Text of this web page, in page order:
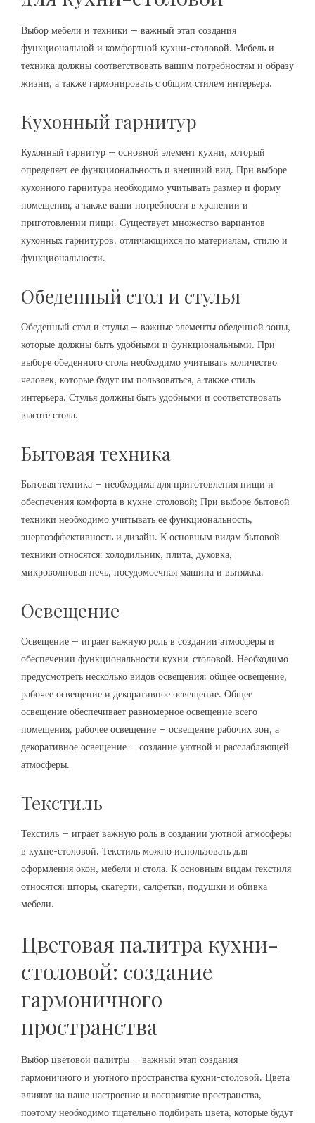
Выбор мебели и техники – важный этап создания
функциональной и комфортной кухни-столовой. Мебель и
техника должны соответствовать вашим потребностям и образу
жизни, а также гармонировать с общим стилем интерьера.
Кухонный гарнитур
Кухонный гарнитур – основной элемент кухни, который
определяет ее функциональность и внешний вид. При выборе
кухонного гарнитура необходимо учитывать размер и форму
помещения, а также ваши потребности в хранении и
приготовлении пищи. Существует множество вариантов
кухонных гарнитуров, отличающихся по материалам, стилю и
функциональности.
Обеденный стол и стулья
Обеденный стол и стулья – важные элементы обеденной зоны,
которые должны быть удобными и функциональными. При
выборе обеденного стола необходимо учитывать количество
человек, которые будут им пользоваться, а также стиль
интерьера. Стулья должны быть удобными и соответствовать
высоте стола.
Бытовая техника
Бытовая техника – необходима для приготовления пищи и
обеспечения комфорта в кухне-столовой; При выборе бытовой
техники необходимо учитывать ее функциональность,
энергоэффективность и дизайн. К основным видам бытовой
техники относятся: холодильник, плита, духовка,
микроволновая печь, посудомоечная машина и вытяжка.
Освещение
Освещение – играет важную роль в создании атмосферы и
обеспечении функциональности кухни-столовой. Необходимо
предусмотреть несколько видов освещения: общее освещение,
рабочее освещение и декоративное освещение. Общее
освещение обеспечивает равномерное освещение всего
помещения, рабочее освещение – освещение рабочих зон, а
декоративное освещение – создание уютной и расслабляющей
атмосферы.
Текстиль
Текстиль – играет важную роль в создании уютной атмосферы
в кухне-столовой. Текстиль можно использовать для
оформления окон, мебели и стола. К основным видам текстиля
относятся: шторы, скатерти, салфетки, подушки и обивка
мебели.
Цветовая палитра кухни-
столовой: создание
гармоничного
пространства
Выбор цветовой палитры – важный этап создания
гармоничного и уютного пространства кухни-столовой. Цвета
влияют на наше настроение и восприятие пространства,
поэтому необходимо тщательно подбирать цвета, которые будут